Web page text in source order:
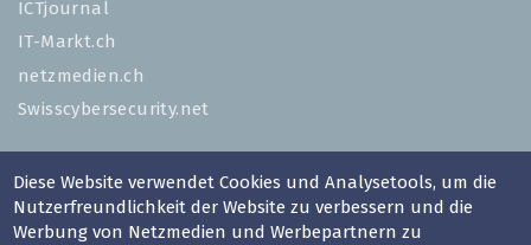
ICTjournal
IT-Markt.ch
netzmedien.ch
Swisscybersecurity.net
AGB
Diese Website verwendet Cookies und Analysetools, um die
Nutzerfreundlichkeit der Website zu verbessern und die
Werbung von Netzmedien und Werbepartnern zu